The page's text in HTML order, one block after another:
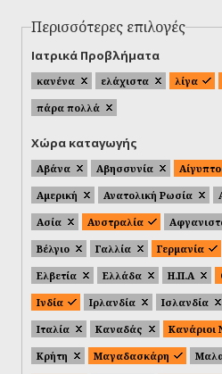
Περισσότερες επιλογές
Ιατρικά Προβλήματα
κανένα ελάχιστα λίγα
πάρα πολλά
Χώρα καταγωγής
Αβάνα Αβησσυνία
Αμερική
Ανατολική Ρωσία
Ασία
Αυστραλία
Βέλγιο
Γαλλία Γερμανία
Ελβετία
Ελλάδα Η.Π.Α
Ινδία
Ιρλανδία Ισλανδία
Ιταλία
Καναδάς Κανάριοι
Κρήτη
Μαγαδασκάρη